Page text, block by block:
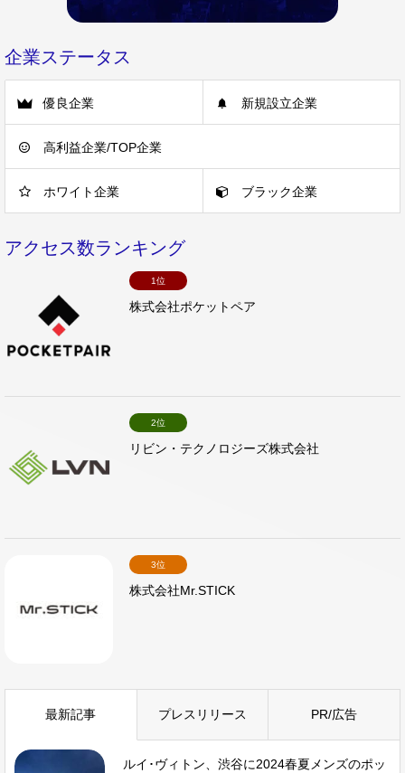
企業ステータス
優良企業 新規設立企業
高利益企業/TOP企業
ホワイト企業 ブラック企業
アクセス数ランキング
1位
株式会社ポケットペア
2位
リビン・テクノロジーズ株式会社
3位
株式会社Mr.STICK
最新記事 プレスリリース PR/広告
ルイ･ヴィトン、渋谷に2024春夏メンズのポッ